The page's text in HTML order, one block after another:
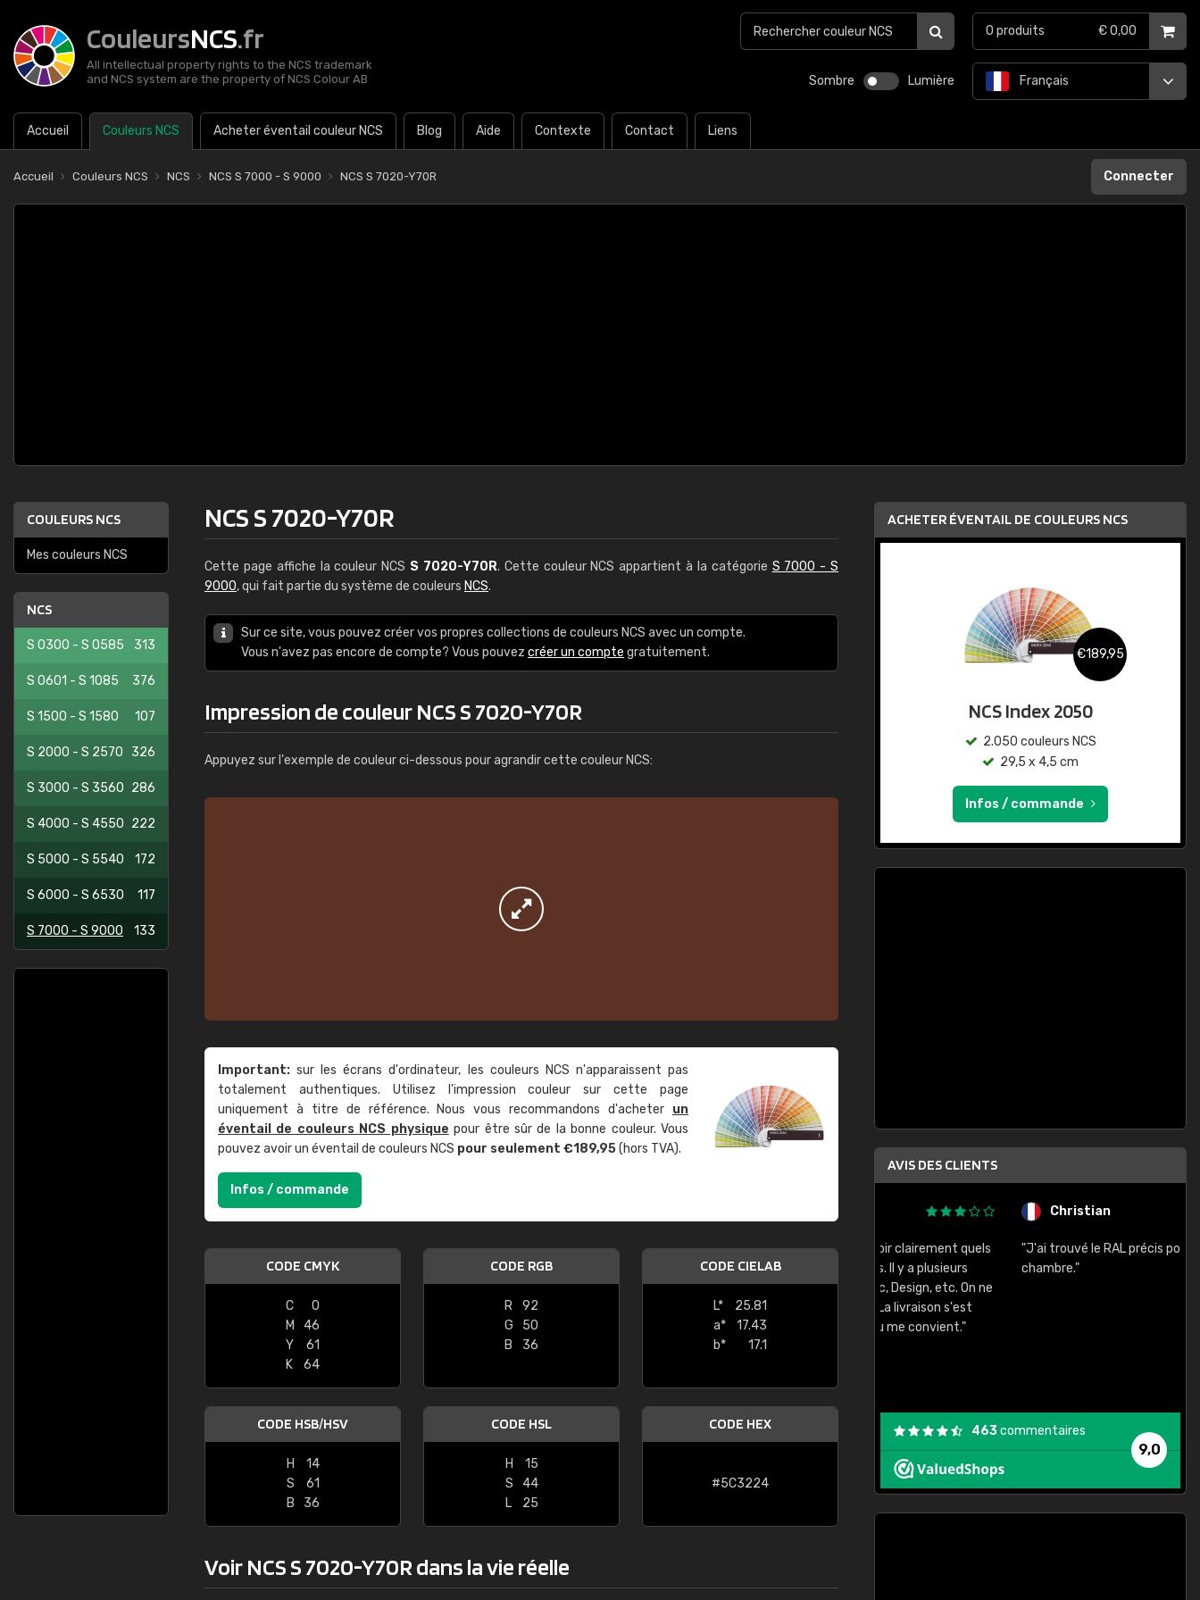
CouleursNCS.fr
All intellectual property rights to the NCS trademark
and NCS system are the property of NCS Colour AB
Sombre Lumière
Accueil Couleurs NCS Acheter éventail couleur NCS Blog Aide Contexte Contact Liens
Français
0 produits € 0,00
Accueil Couleurs NCS NCS NCS S 7000 - S 9000 NCS S 7020-Y70R Connecter
COULEURS NCS
Mes couleurs NCS
NCS
S 0300 - S 0585 313
S 0601 - S 1085 376
S 1500 - S 1580 107
S 2000 - S 2570 326
S 3000 - S 3560 286
S 4000 - S 4550 222
S 5000 - S 5540 172
S 6000 - S 6530 117
S 7000 - S 9000 133
NCS S 7020-Y70R
Cette page affiche la couleur NCS S 7020-Y70R. Cette couleur NCS appartient à la catégorie S 7000 - S
9000, qui fait partie du système de couleurs NCS.
Sur ce site, vous pouvez créer vos propres collections de couleurs NCS avec un compte.
Vous n'avez pas encore de compte? Vous pouvez créer un compte gratuitement.
Impression de couleur NCS S 7020-Y70R
Appuyez sur l'exemple de couleur ci-dessous pour agrandir cette couleur NCS:
Important: sur les écrans d'ordinateur, les couleurs NCS n'apparaissent pas
totalement authentiques. Utilisez l'impression couleur sur cette page
uniquement à titre de référence. Nous vous recommandons d'acheter un
éventail de couleurs NCS physique pour être sûr de la bonne couleur. Vous
pouvez avoir un éventail de couleurs NCS pour seulement €189,95(hors TVA).
Infos / commande
CODE CMYK
C
0
M
46
Y
61
K
64
CODE RGB
R
92
G
50
B
36
CODE CIELAB
L*
25.81
a*
17.43
b*
17.1
CODE HSB/HSV
H
14
S
61
B
36
CODE HSL
H
15
S
44
L
25
CODE HEX
#5C3224
Voir NCS S 7020-Y70R dans la vie réelle
ACHETER ÉVENTAIL DE COULEURS NCS
€189,95
NCS Index 2050
2.050 couleurs NCS
29,5 x 4,5 cm
Infos / commande
AVIS DES CLIENTS
"Le site ne permet pas de voir clairement quels
sont les produits disponibles. Il y a plusieurs
palettes de couleurs: Classic, Design, etc. On ne
comprend pas qui est quoi. La livraison s'est
bien passé et le produit reçu me convient."
Christian
"J'ai trouvé le RAL précis pour le ton de ma
chambre."
9,0
463commentaires